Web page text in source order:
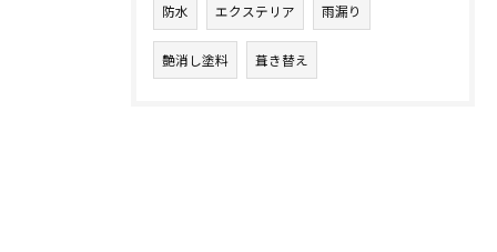
防水 エクステリア 雨漏り
艶消し塗料 葺き替え